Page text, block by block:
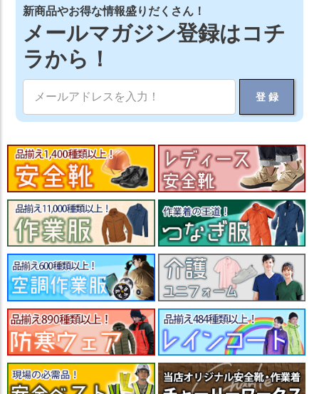
新商品やお得な情報盛りだくさん！
メールマガジン登録はコチ
ラから！